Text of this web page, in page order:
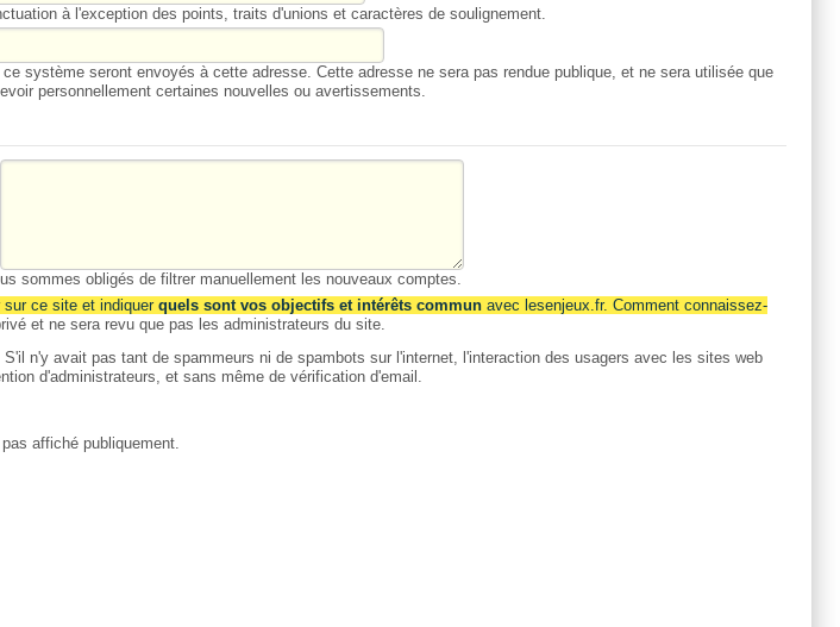
à l'exception des points, traits d'unions et caractères de soulignement.
système seront envoyés à cette adresse. Cette adresse ne sera pas rendue publique, et ne sera utilisée que
personnellement certaines nouvelles ou avertissements.
sommes obligés de filtrer manuellement les nouveaux comptes.
sur ce site et indiquerquels sont vos objectifs et intérêts commun avec lesenjeux.fr. Comment connaissez-
et ne sera revu que pas les administrateurs du site.
n'y avait pas tant de spammeurs ni de spambots sur l'internet, l'interaction des usagers avec les sites web
d'administrateurs, et sans même de vérification d'email.
affiché publiquement.